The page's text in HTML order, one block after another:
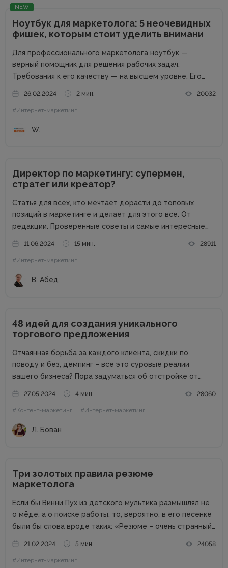
NEW
Ноутбук для маркетолога: 5 неочевидных
фишек, которым стоит уделить внимани
Для профессионального маркетолога ноутбук —
верный помощник для решения рабочих задач.
Требования к его качеству — на высшем уровне. Его
успехам. Добротный комплект «железа» — даже не
обсуждается. Без продвинутого процессора, топовой
26.02.2024 2 мин. 20032
#Интернет-маркетинг
W.
Директор по маркетингу: супермен,
стратег или креатор?
Статья для всех, кто мечтает дорасти до топовых
позиций в маркетинге и делает для этого все. От
редакции. Проверенные советы и самые интересные
на наш телеграм-канал и получайте каждую неделю
новую порцию...
11.06.2024 15 мин. 28911
#Интернет-маркетинг
В. Абед
48 идей для создания уникального
торгового предложения
Отчаянная борьба за каждого клиента, скидки по
поводу и без, демпинг – все это суровые реалии
вашего бизнеса? Пора задуматься об отстройке от
как выделиться среди аналогичных компаний, привлечь
внимание к продуктам...
27.05.2024 4 мин. 28060
#Контент-маркетинг #Интернет-маркетинг
Л. Бован
Три золотых правила резюме
маркетолога
Если бы Винни Пух из детского мультика размышлял не
о мёде, а о поиске работы, то, вероятно, в его песенке
были бы слова вроде таких: «Резюме – очень странный
что...
21.02.2024 5 мин. 24058
#Интернет-маркетинг